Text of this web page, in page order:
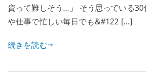
資って難しそう…」 そう思っている
や仕事で忙しい毎日でも&#122 […]
続きを読む